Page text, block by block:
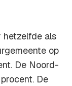
hetzelfde als
op
De Noord-
De